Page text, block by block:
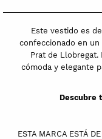
Este vestido es
confeccionado en
Prat de Llobregat.
cómoda y elegante
Descubre
ESTA MARCA ESTÁ